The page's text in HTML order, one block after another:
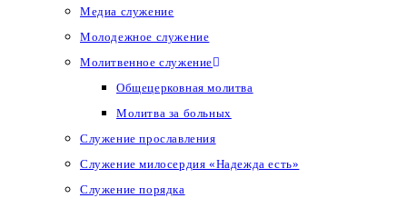
Медиа служение
Молодежное служение
Молитвенное служение
Общецерковная молитва
Молитва за больных
Служение прославления
Служение милосердия «Надежда есть»
Служение порядка